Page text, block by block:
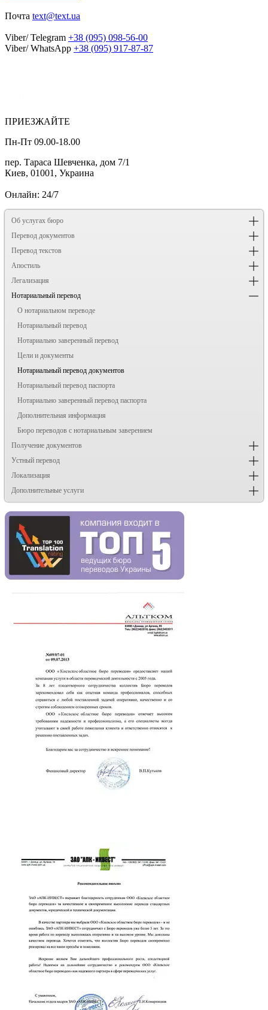
Почта text@text.ua
Viber/ Telegram +38 (095) 098-56-00
Viber/ WhatsApp +38 (095) 917-87-87
ПРИЕЗЖАЙТЕ
Пн-Пт 09.00-18.00
пер. Тараса Шевченка, дом 7/1
Киев, 01001, Украина
Онлайн: 24/7
Об услугах бюро
Перевод документов
Перевод текстов
Апостиль
Легализация
Нотариальный перевод
О нотариальном переводе
Нотариальный перевод
Нотариально заверенный перевод
Цели и документы
Нотариальный перевод документов
Нотариальный перевод паспорта
Нотариально заверенный перевод паспорта
Дополнительная информация
Бюро переводов с нотариальным заверением
Получение документов
Устный перевод
Локализация
Дополнительные услуги